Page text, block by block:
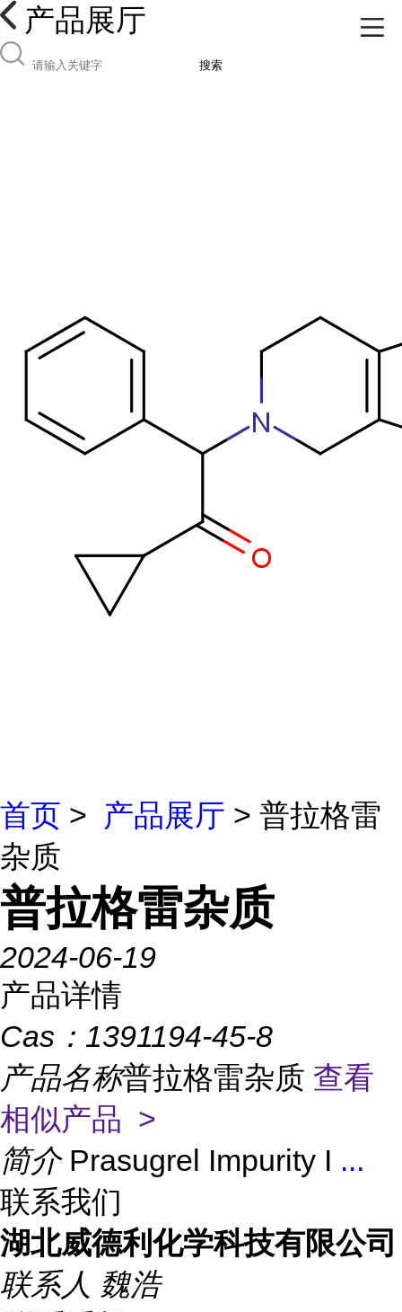
产品展厅
搜索
首页 > 产品展厅 > 普拉格雷
杂质
普拉格雷杂质
2024-06-19
产品详情
Cas： 1391194-45-8
产品名称普拉格雷杂质 查看
相似产品 >
简介 Prasugrel Impurity I ...
联系我们
湖北威德利化学科技有限公司
联系人 魏浩